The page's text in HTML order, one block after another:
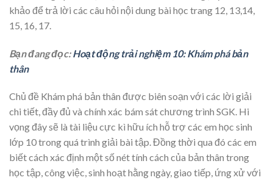
khảo để trả lời các câu hỏi nội dung bài học trang 12, 13,14,
15, 16, 17.
Bạn đang đọc:Hoạt động trải nghiệm 10: Khám phá bản
thân
Chủ đề Khám phá bản thân được biên soạn với các lời giải
chi tiết, đầy đủ và chính xác bám sát chương trình SGK. Hi
vọng đây sẽ là tài liệu cực kì hữu ích hỗ trợ các em học sinh
lớp 10 trong quá trình giải bài tập. Đồng thời qua đó các em
biết cách xác định một số nét tính cách của bản thân trong
học tập, công việc, sinh hoạt hằng ngày, giao tiếp, ứng xử với